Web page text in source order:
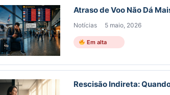
Atraso de Voo Não Dá
Notícias 5 maio, 2026
Em alta
Rescisão Indireta: